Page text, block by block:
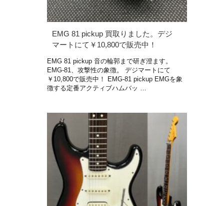
EMG 81 pickup 買取りました。デジ
マートにて￥10,800で販売中！
EMG 81 pickup 音の輪郭まで研ぎ澄ます。
EMG-81、攻撃性の象徴。 デジマートにて
￥10,800で販売中！ EMG-81 pickup EMGを象
徴する定番アクティブハムバッ …